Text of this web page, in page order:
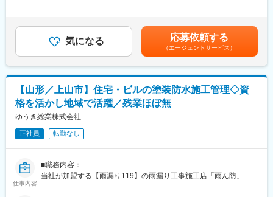
作業が発生する場合があります。（その場合、出社時間調整）
おります。
65歳までの再雇用制度もあり、働き方（休日数、時短勤務など）
など相談し長く働ける環境が整っております。
■働き方について
毎週、社内で工程会議を開きそれぞれの工事の状況などを社長や
部長なども一緒に考えアドバイスをしております。一人に任せっ
きりにするのではなく、会社全体で施工管理の方を支えていく方
針です。また、過剰労働にならないよう人員に見合った受注をし
ているため、残業時間は通常時期で25時間程繁忙期(3月末にかけ
ります。月給(月額)は固定手当を含みます。
気になる 応募依頼する
（エージェントサービス）
【山形／上山市】住宅・ビルの塗装防水施工管理◇資
格を活かし地域で活躍／残業ほぼ無
ゆうき総業株式会社
正社員 転勤なし
仕事内容
■職務内容：
当社が加盟する【雨漏り119】の雨漏り工事施工店「雨ん防」と